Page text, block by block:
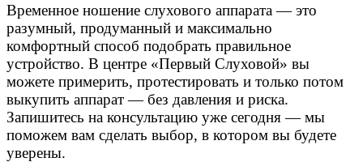
Временное ношение слухового аппарата — это
разумный, продуманный и максимально
комфортный способ подобрать правильное
устройство. В центре «Первый Слуховой» вы
можете примерить, протестировать и только потом
выкупить аппарат — без давления и риска.
Запишитесь на консультацию уже сегодня — мы
поможем вам сделать выбор, в котором вы будете
уверены.